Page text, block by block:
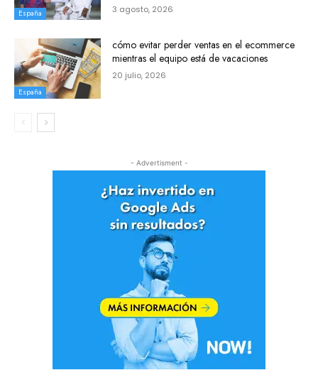
España 3 agosto, 2026
España
cómo evitar perder ventas en el ecommerce
mientras el equipo está de vacaciones
20 julio, 2026
- Advertisment -